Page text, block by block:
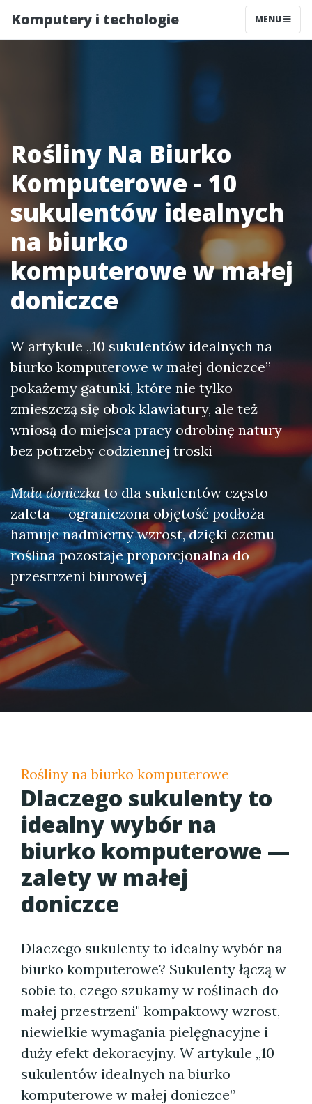
Komputery i techologie MENU
Rośliny Na Biurko
Komputerowe - 10
sukulentów idealnych
na biurko
komputerowe w małej
doniczce
W artykule „10 sukulentów idealnych na
biurko komputerowe w małej doniczce”
pokażemy gatunki, które nie tylko
zmieszczą się obok klawiatury, ale też
wniosą do miejsca pracy odrobinę natury
bez potrzeby codziennej troski
Mała doniczka to dla sukulentów często
zaleta — ograniczona objętość podłoża
hamuje nadmierny wzrost, dzięki czemu
roślina pozostaje proporcjonalna do
przestrzeni biurowej
Rośliny na biurko komputerowe
Dlaczego sukulenty to
idealny wybór na
biurko komputerowe —
zalety w małej
doniczce
Dlaczego sukulenty to idealny wybór na
biurko komputerowe? Sukulenty łączą w
sobie to, czego szukamy w roślinach do
małej przestrzeni" kompaktowy wzrost,
niewielkie wymagania pielęgnacyjne i
duży efekt dekoracyjny. W artykule „10
sukulentów idealnych na biurko
komputerowe w małej doniczce”